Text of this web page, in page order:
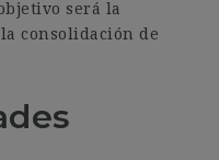
será la
consolidación de